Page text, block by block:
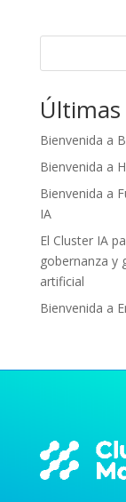
Bienvenida a
Bienvenida a
Bienvenida a
IA
El Cluster IA
gobernanza y
artificial
Bienvenida a